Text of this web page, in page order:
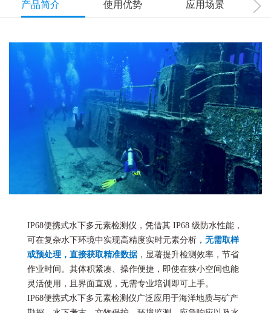
产品简介 使用优势 应用场景
IP68便携式水下多元素检测仪，凭借其 IP68 级防水性能，
可在复杂水下环境中实现高精度实时元素分析， 无需取样
或预处理，直接获取精准数据，显著提升检测效率，节省
作业时间。其体积紧凑、操作便捷，即使在狭小空间也能
灵活使用，且界面直观，无需专业培训即可上手。
IP68便携式水下多元素检测仪广泛应用于海洋地质与矿产